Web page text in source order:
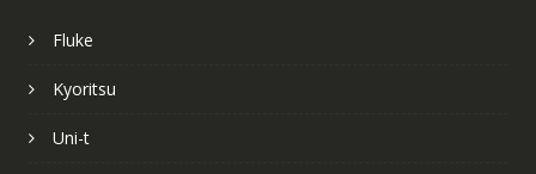
Fluke
Kyoritsu
Uni-t